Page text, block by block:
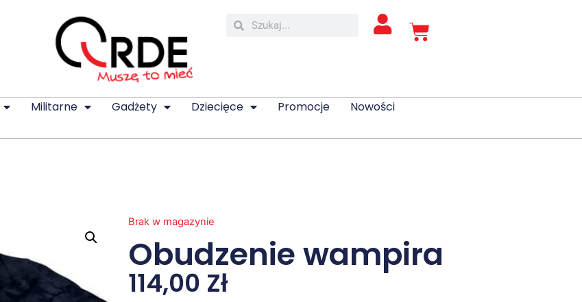
Militarne Gadżety Dziecięce Promocje Nowości
Brak w magazynie
Obudzenie wampira
114,00 Zł